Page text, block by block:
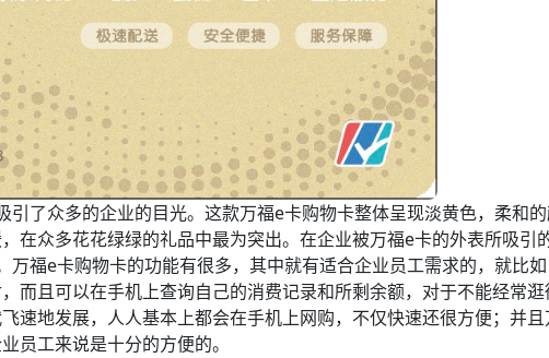
了众多的企业的目光。这款万福e卡购物卡整体呈现淡黄色，柔和
在众多花花绿绿的礼品中最为突出。在企业被万福e卡的外表所吸引
福e卡购物卡的功能有很多，其中就有适合企业员工需求的，就比
而且可以在手机上查询自己的消费记录和所剩余额，对于不能经常
速地发展，人人基本上都会在手机上网购，不仅快速还很方便；并
员工来说是十分的方便的。